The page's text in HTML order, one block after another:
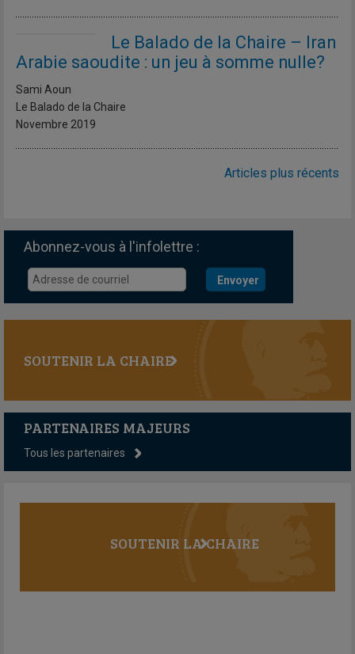
Le Balado de la Chaire – Iran
Arabie saoudite : un jeu à somme nulle?
Sami Aoun
Le Balado de la Chaire
Novembre 2019
articles
Articles plus récents
Abonnez-vous à l'infolettre :
SOUTENIR LA CHAIRE
PARTENAIRES MAJEURS
Tous les partenaires
SOUTENIR LA CHAIRE